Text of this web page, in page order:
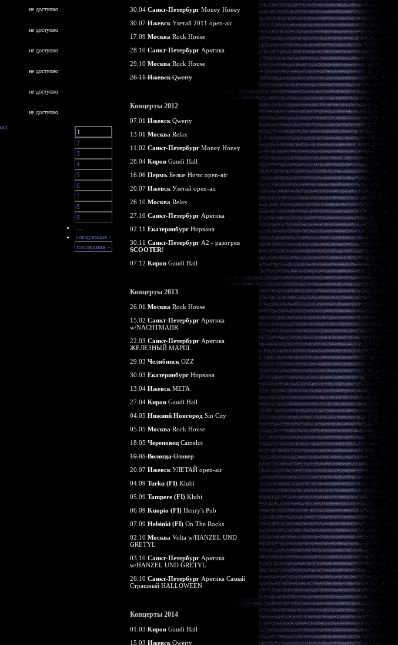
не доступно
не доступно
не доступно
не доступно
не доступно
не доступно
1
2
3
4
5
6
7
8
9
следующая ›
последняя »
30.04 Санкт-Петербург Money Honey
30.07 Ижевск Улетай 2011 open-air
17.09 Москва Rock House
28.10 Санкт-Петербург Арктика
29.10 Москва Rock House
26.11ИжевскQwerty
Концерты 2012
07.01 Ижевск Qwerty
13.01 Москва Relax
11.02 Санкт-Петербург Money Honey
28.04 Киров Gaudi Hall
16.06 Пермь Белые Ночи open-air
20.07 Ижевск Улетай open-air
26.10 Москва Relax
27.10 Санкт-Петербург Арктика
02.11 Екатеринбург Нирвана
30.11 Санкт-Петербург А2 - разогрев
SCOOTER!
07.12 Киров Gaudi Hall
Концерты 2013
26.01 Москва Rock House
15.02 Санкт-Петербург Арктика
w/NACHTMAHR
22.03 Санкт-Петербург Арктика
ЖЕЛЕЗНЫЙ МАРШ
29.03 Челябинск OZZ
30.03 Екатеринбург Нирвана
13.04 Ижевск МЕГА
27.04 Киров Gaudi Hall
04.05 Нижний Новгород Sin City
05.05 Москва Rock House
18.05 Череповец Camelot
19.05ВологдаОливер
20.07 Ижевск УЛЕТАЙ open-air
04.09 Turku (FI) Klubi
05.09 Tampere (FI) Klubi
06.09 Kuopio (FI) Henry's Pub
07.09 Helsinki (FI) On The Rocks
02.10 Москва Volta w/HANZEL UND
GRETYL
03.10 Санкт-Петербург Арктика
w/HANZEL UND GRETYL
26.10 Санкт-Петербург Арктика Самый
Страшный HALLOWEEN
Концерты 2014
01.03 Киров Gaudi Hall
15.03 Ижевск Qwerty